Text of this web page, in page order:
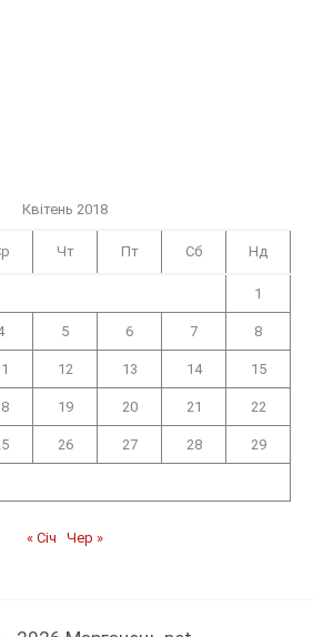
Квітень 2018
Чт Пт Сб Нд
1
5 6 7 8
12 13 14 15
19 20 21 22
26 27 28 29
« Січ Чер »